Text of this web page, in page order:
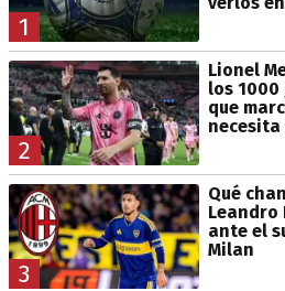
1
2
Lionel
los
que
3
Qué
Leandro
ante el
Milan